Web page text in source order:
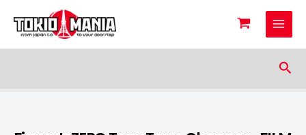
Skip to content